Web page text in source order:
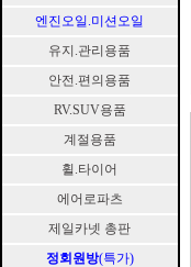
엔진오일.미션오일
유지.관리용품
안전.편의용품
RV.SUV용품
계절용품
휠.타이어
에어로파츠
제일카넷 총판
정회원방(특가)